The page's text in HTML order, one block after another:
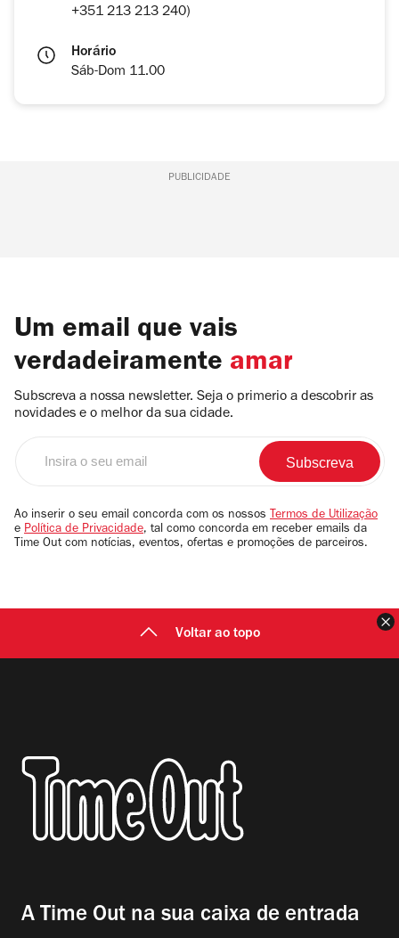
+351 213 213 240)
Horário
Sáb-Dom 11.00
PUBLICIDADE
Um email que vais
verdadeiramente amar
Subscreva a nossa newsletter. Seja o primerio a descobrir as
novidades e o melhor da sua cidade.
email
Ao inserir o seu email concorda com os nossos Termos de Utilização
e Política de Privacidade, tal como concorda em receber emails da
Time Out com notícias, eventos, ofertas e promoções de parceiros.
Voltar ao topo
A Time Out na sua caixa de entrada